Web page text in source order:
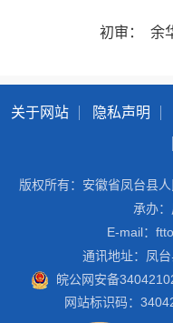
初审： 余
关于网站 隐私声明
版权所有：安徽省凤台县
承办
E-mail：
通讯地址：凤
皖公网安备
网站标识码：